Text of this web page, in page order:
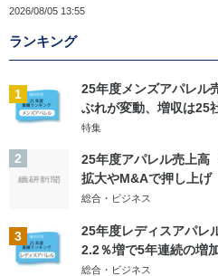
2026/08/05 13:55
ランキング
1
25年度メンズアパレ
ぶれが変動、増収は25
特集
2
25年度アパレル売上
拡大やM&Aで押し上げ
総合・ビジネス
3
25年度レディスアパ
2.2％増で5年連続の増
総合・ビジネス